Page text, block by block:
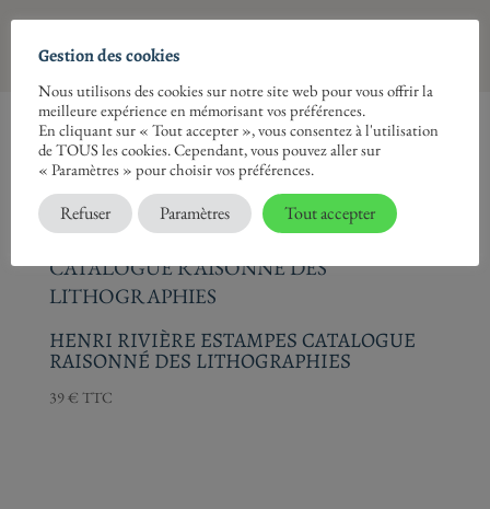
Récemment consultés
HENRI RIVIÈRE ESTAMPES CATALOGUE
RAISONNÉ DES LITHOGRAPHIES
39€ TTC
Gestion des cookies
Nous utilisons des cookies sur notre site web pour vous offrir la
meilleure expérience en mémorisant vos préférences.
En cliquant sur « Tout accepter », vous consentez à l'utilisation
de TOUS les cookies. Cependant, vous pouvez aller sur
« Paramètres » pour choisir vos préférences.
Refuser Paramètres Tout accepter